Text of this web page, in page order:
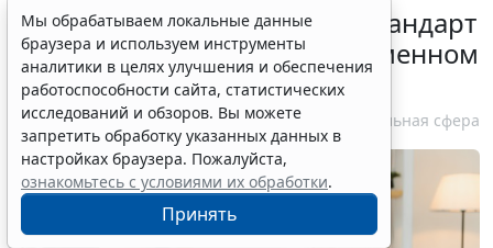
Минздрав России обновил стандарт
медпомощи при преждевременном
половом развитии
6 августа 2026 17:02 Социальная сфера
Мы обрабатываем локальные данные
браузера и используем инструменты
аналитики в целях улучшения и обеспечения
работоспособности сайта, статистических
исследований и обзоров. Вы можете
запретить обработку указанных данных в
настройках браузера. Пожалуйста,
ознакомьтесь с условиями их обработки.
Принять